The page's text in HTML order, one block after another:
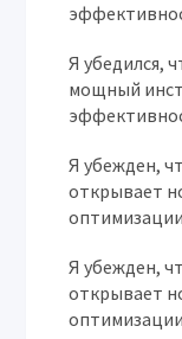
Я убедился,
мощный
Я убежден,
открывает
Я убежден,
открывает